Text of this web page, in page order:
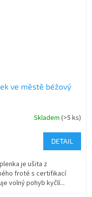
ve městě béžový
Skladem (>5 ks)
DETAIL
je ušita z
froté s certifikací
volný pohyb kyčlí...